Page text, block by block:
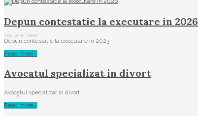
You are here:
Depun contestatie la executare in 2026
Depun contestatie la executare in 2023
Read more ›
Avocatul specializat in divort
Avocatul specializat in divort
Read more ›